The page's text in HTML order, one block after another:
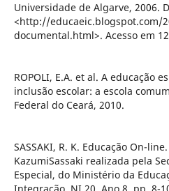
Universidade de Algarve, 2006.
<http://educaeic.blogspot.com/
documental.html>. Acesso em
ROPOLI, E.A. et al. A educação
inclusão escolar: a escola
Federal do Ceará, 2010.
SASSAKI, R. K. Educação On-
KazumiSassaki realizada pela
Especial, do Ministério da